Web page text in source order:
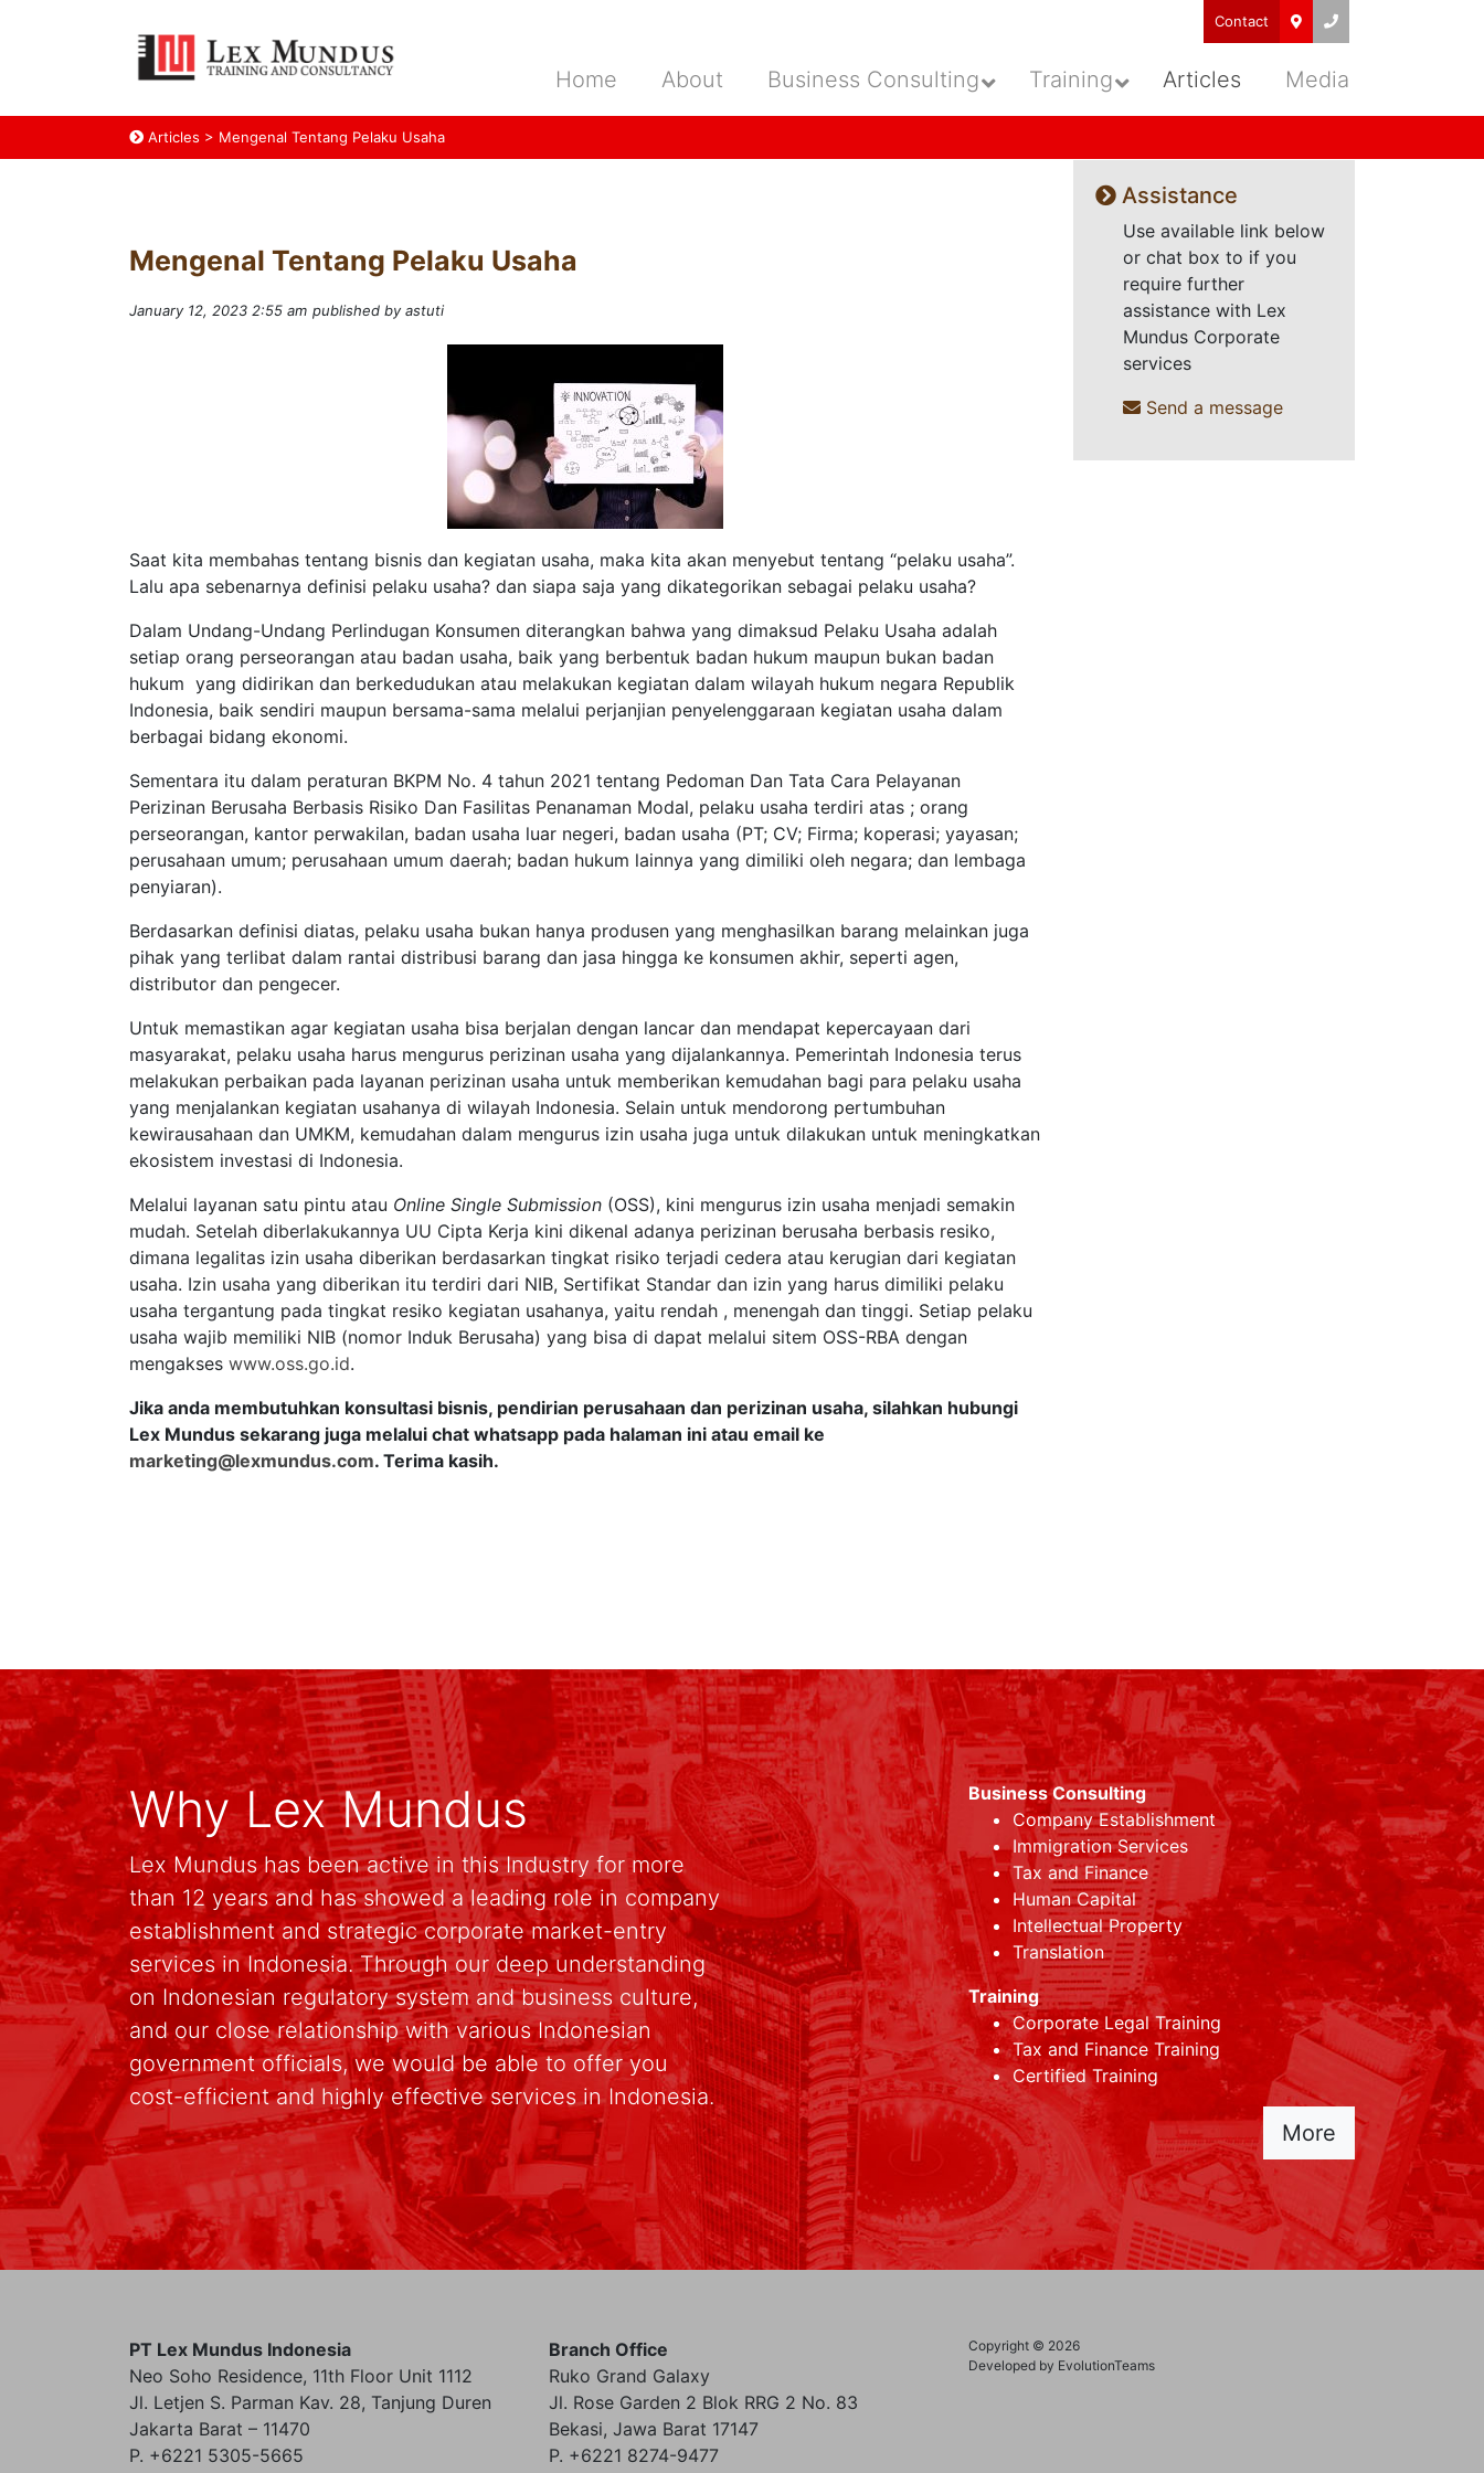
Contact
Home About Business Consulting Training Articles Media
Articles > Mengenal Tentang Pelaku Usaha
Mengenal Tentang Pelaku Usaha
January 12, 2023 2:55 am published by astuti
Saat kita membahas tentang bisnis dan kegiatan usaha, maka kita akan menyebut tentang “pelaku usaha”.
Lalu apa sebenarnya definisi pelaku usaha? dan siapa saja yang dikategorikan sebagai pelaku usaha?
Dalam Undang-Undang Perlindugan Konsumen diterangkan bahwa yang dimaksud Pelaku Usaha adalah
setiap orang perseorangan atau badan usaha, baik yang berbentuk badan hukum maupun bukan badan
hukum yang didirikan dan berkedudukan atau melakukan kegiatan dalam wilayah hukum negara Republik
Indonesia, baik sendiri maupun bersama-sama melalui perjanjian penyelenggaraan kegiatan usaha dalam
berbagai bidang ekonomi.
Sementara itu dalam peraturan BKPM No. 4 tahun 2021 tentang Pedoman Dan Tata Cara Pelayanan
Perizinan Berusaha Berbasis Risiko Dan Fasilitas Penanaman Modal, pelaku usaha terdiri atas ; orang
perseorangan, kantor perwakilan, badan usaha luar negeri, badan usaha (PT; CV; Firma; koperasi; yayasan;
perusahaan umum; perusahaan umum daerah; badan hukum lainnya yang dimiliki oleh negara; dan lembaga
penyiaran).
Berdasarkan definisi diatas, pelaku usaha bukan hanya produsen yang menghasilkan barang melainkan juga
pihak yang terlibat dalam rantai distribusi barang dan jasa hingga ke konsumen akhir, seperti agen,
distributor dan pengecer.
Untuk memastikan agar kegiatan usaha bisa berjalan dengan lancar dan mendapat kepercayaan dari
masyarakat, pelaku usaha harus mengurus perizinan usaha yang dijalankannya. Pemerintah Indonesia terus
melakukan perbaikan pada layanan perizinan usaha untuk memberikan kemudahan bagi para pelaku usaha
yang menjalankan kegiatan usahanya di wilayah Indonesia. Selain untuk mendorong pertumbuhan
kewirausahaan dan UMKM, kemudahan dalam mengurus izin usaha juga untuk dilakukan untuk meningkatkan
ekosistem investasi di Indonesia.
Melalui layanan satu pintu atau Online Single Submission (OSS), kini mengurus izin usaha menjadi semakin
mudah. Setelah diberlakukannya UU Cipta Kerja kini dikenal adanya perizinan berusaha berbasis resiko,
dimana legalitas izin usaha diberikan berdasarkan tingkat risiko terjadi cedera atau kerugian dari kegiatan
usaha. Izin usaha yang diberikan itu terdiri dari NIB, Sertifikat Standar dan izin yang harus dimiliki pelaku
usaha tergantung pada tingkat resiko kegiatan usahanya, yaitu rendah , menengah dan tinggi. Setiap pelaku
usaha wajib memiliki NIB (nomor Induk Berusaha) yang bisa di dapat melalui sitem OSS-RBA dengan
mengakses www.oss.go.id.
Jika anda membutuhkan konsultasi bisnis, pendirian perusahaan dan perizinan usaha, silahkan hubungi
Lex Mundus sekarang juga melalui chat whatsapp pada halaman ini atau email ke
marketing@lexmundus.com. Terima kasih.
Assistance
Use available link below
or chat box to if you
require further
assistance with Lex
Mundus Corporate
services
Send a message
Why Lex Mundus
Lex Mundus has been active in this Industry for more
than 12 years and has showed a leading role in company
establishment and strategic corporate market-entry
services in Indonesia. Through our deep understanding
on Indonesian regulatory system and business culture,
and our close relationship with various Indonesian
government officials, we would be able to offer you
cost-efficient and highly effective services in Indonesia.
Business Consulting
Company Establishment
Immigration Services
Tax and Finance
Human Capital
Intellectual Property
Translation
Training
Corporate Legal Training
Tax and Finance Training
Certified Training
More
PT Lex Mundus Indonesia
Neo Soho Residence, 11th Floor Unit 1112
Jl. Letjen S. Parman Kav. 28, Tanjung Duren
Jakarta Barat – 11470
P. +6221 5305-5665
Branch Office
Ruko Grand Galaxy
Jl. Rose Garden 2 Blok RRG 2 No. 83
Bekasi, Jawa Barat 17147
P. +6221 8274-9477
Copyright © 2026
Developed by EvolutionTeams